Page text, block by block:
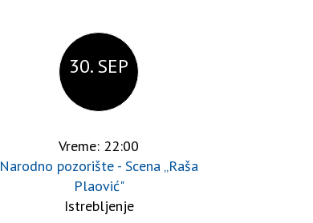
30. SEP
Vreme: 22:00
Narodno pozorište - Scena „Raša
Plaović"
Istrebljenje